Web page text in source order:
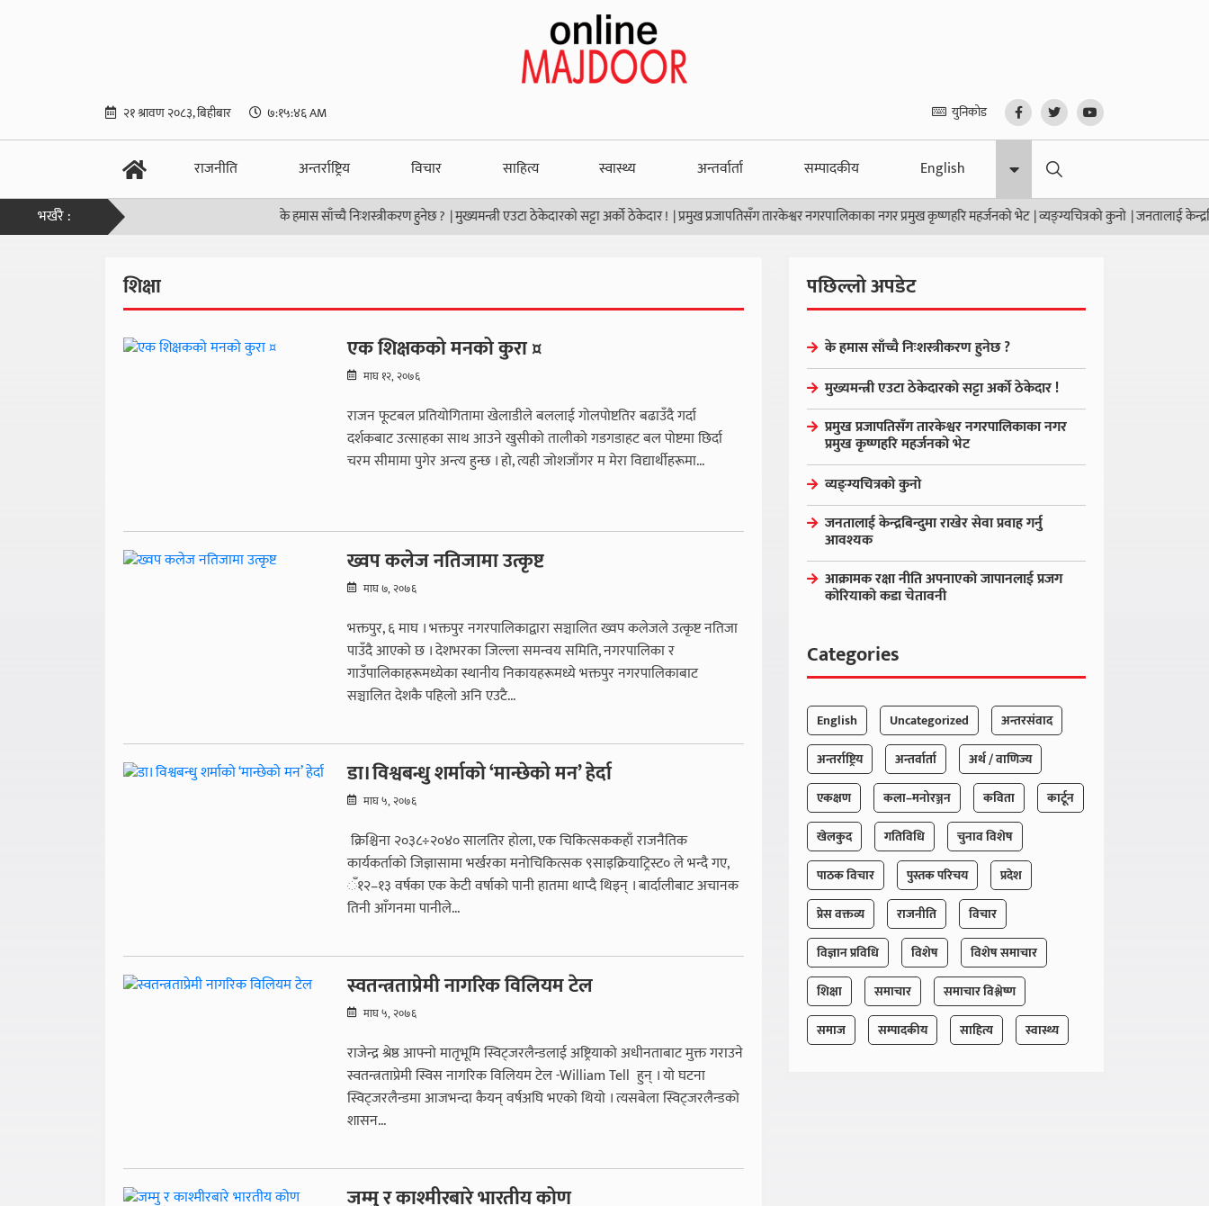
२१ श्रावण २०८३, बिहीबार ७:१५:४७ AM युनिकोड
राजनीति अन्तर्राष्ट्रिय विचार साहित्य स्वास्थ्य अन्तर्वार्ता सम्पादकीय
English
भर्खरै :
के हमास साँच्चै निःशस्त्रीकरण हुनेछ ? |मुख्यमन्त्री एउटा ठेकेदारको सट्टा अर्को ठेकेदार ! |प्रमुख प्रजापतिसँग तारकेश्वर नगरपालिकाका नगर प्रमुख कृष्णहरि महर्जनको भेट |व्यङ्ग्यचित्रको कुनो |जनतालाई
शिक्षा
एक शिक्षकको मनको कुरा ¤
माघ १२, २०७६
राजन फूटबल प्रतियोगितामा खेलाडीले बललाई गोलपोष्टतिर बढाउँदै गर्दा
दर्शकबाट उत्साहका साथ आउने खुसीको तालीको गडगडाहट बल पोष्टमा छिर्दा
चरम सीमामा पुगेर अन्त्य हुन्छ । हो, त्यही जोशजाँगर म मेरा विद्यार्थीहरूमा...
ख्वप कलेज नतिजामा उत्कृष्ट
माघ ७, २०७६
भक्तपुर, ६ माघ । भक्तपुर नगरपालिकाद्वारा सञ्चालित ख्वप कलेजले उत्कृष्ट नतिजा
पाउँदै आएको छ । देशभरका जिल्ला समन्वय समिति, नगरपालिका र
गाउँपालिकाहरूमध्येका स्थानीय निकायहरूमध्ये भक्तपुर नगरपालिकाबाट
सञ्चालित देशकै पहिलो अनि एउटै...
डा। विश्वबन्धु शर्माको ‘मान्छेको मन’ हेर्दा
माघ ५, २०७६
क्रिश्चिना २०३८÷२०४० सालतिर होला, एक चिकित्सककहाँ राजनैतिक
कार्यकर्ताको जिज्ञासामा भर्खरका मनोचिकित्सक ९साइक्रियाट्रिस्ट० ले भन्दै गए,
ँ१२–१३ वर्षका एक केटी वर्षाको पानी हातमा थाप्दै थिइन् । बार्दालीबाट अचानक
तिनी आँगनमा पानीले...
स्वतन्त्रताप्रेमी नागरिक विलियम टेल
माघ ५, २०७६
राजेन्द्र श्रेष्ठ आफ्नो मातृभूमि स्विट्जरलैन्डलाई अष्ट्रियाको अधीनताबाट मुक्त गराउने
स्वतन्त्रताप्रेमी स्विस नागरिक विलियम टेल -William Tell हुन् । यो घटना
स्विट्जरलैन्डमा आजभन्दा कैयन् वर्षअघि भएको थियो । त्यसबेला स्विट्जरलैन्डको
शासन...
जम्मु र काश्मीरबारे भारतीय कोण
पछिल्लो अपडेट
के हमास साँच्चै निःशस्त्रीकरण हुनेछ ?
मुख्यमन्त्री एउटा ठेकेदारको सट्टा अर्को ठेकेदार !
प्रमुख प्रजापतिसँग तारकेश्वर नगरपालिकाका नगर
प्रमुख कृष्णहरि महर्जनको भेट
व्यङ्ग्यचित्रको कुनो
जनतालाई केन्द्रबिन्दुमा राखेर सेवा प्रवाह गर्नु
आवश्यक
आक्रामक रक्षा नीति अपनाएको जापानलाई प्रजग
कोरियाको कडा चेतावनी
Categories
English Uncategorized
अन्तरसंवाद
अन्तर्राष्ट्रिय
अन्तर्वार्ता
अर्थ / वाणिज्य
एकक्षण
कला–मनोरञ्जन कविता
कार्टून
खेलकुद
गतिविधि
चुनाव विशेष
पाठक विचार
पुस्तक परिचय
प्रदेश
प्रेस वक्तव्य
राजनीति
विचार
विज्ञान प्रविधि
विशेष
विशेष समाचार
शिक्षा
समाचार
समाचार विश्लेष्ण
समाज
सम्पादकीय साहित्य स्वास्थ्य